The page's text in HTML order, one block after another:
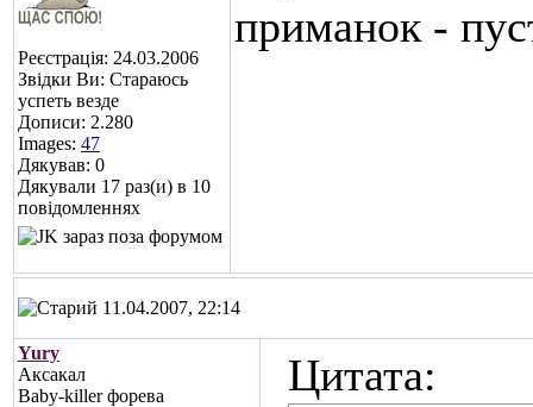
Реєстрація: 24.03.2006
Звідки Ви: Стараюсь
успеть везде
Дописи: 2.280
Images: 47
Дякував: 0
Дякували 17 раз(и) в 10
повідомленнях
приманок -
11.04.2007, 22:14
Yury
Аксакал
Baby-killer форева
Цитата: